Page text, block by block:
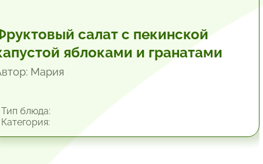
салат с пекинской
яблоками и гранатами
Мария
блюда: